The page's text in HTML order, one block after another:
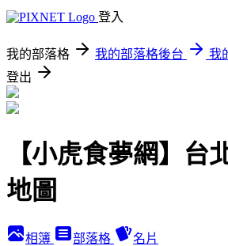
登入
我的部落格 我的部落格後台
我
登出
【小虎食夢網】台
地圖
相簿 部落格 名片